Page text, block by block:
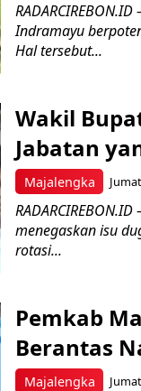
Indramayu
Hal tersebut...
Majalengka
Wakil
Jabatan
menegaskan isu
rotasi...
Majalengka
Pemkab
Berantas